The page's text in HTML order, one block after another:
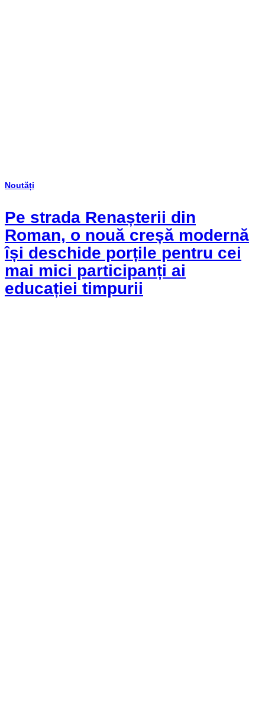
Noutăți
Pe strada Renașterii din
Roman, o nouă creșă modernă
își deschide porțile pentru cei
mai mici participanți ai
educației timpurii